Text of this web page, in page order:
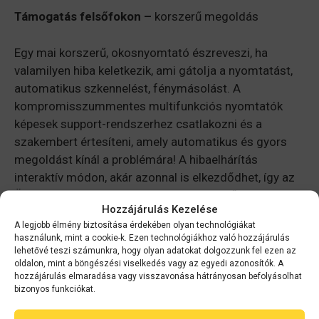
Hozzájárulás Kezelése
A legjobb élmény biztosítása érdekében olyan technológiákat
használunk, mint a cookie-k. Ezen technológiákhoz való hozzájárulás
lehetővé teszi számunkra, hogy olyan adatokat dolgozzunk fel ezen az
oldalon, mint a böngészési viselkedés vagy az egyedi azonosítók. A
hozzájárulás elmaradása vagy visszavonása hátrányosan befolyásolhat
bizonyos funkciókat.
Támogatás felsőfokon – korszerű megoldás
Egy mai korszerű, okosnyomtató észreveszi, ha
valamilyen hiba keletkezik, ami gátolja a nyomtatást,
automatikus szkennelést, fénymásolást. A
kompromisszummentes multifunkciós nyomtatók
képesek support-rendszerhez csatlakozni és a
szakembert értesíteni, amely automatikus és gyors
megoldást kínál a problémára! A hibaelhárítás
interaktív módon, akár azonnal is elkezdődhet, így az
Ön irodájában minimálisra csökken az idő- és anyagi
Általános díjmentes nyomtatófelmérés-szolgáltatást
itt érheti el!
Matricanyomtatás felsőfokon: hogyan készül egy